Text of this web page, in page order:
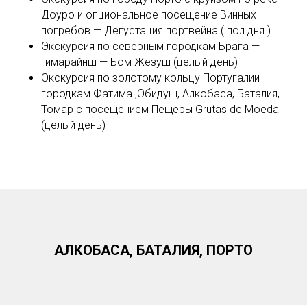
Доуро и опциональное посещение Винных
погребов — Дегустация портвейна ( пол дня )
Экскурсия по северным городкам Брага —
Гимарайнш — Бом Жезуш (целый день)
Экскурсия по золотому кольцу Португалии –
городкам Фатима ,Обидуш, Алкобаса, Баталия,
Томар с посещением Пещеры Grutas de Moeda
(целый день)
АЛКОБАСА, БАТАЛИЯ, ПОРТО